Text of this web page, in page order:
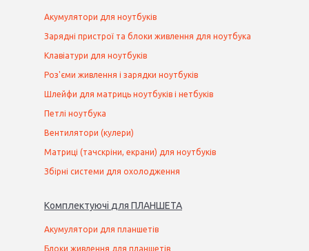
Акумулятори для ноутбуків
Зарядні пристрої та блоки живлення для ноутбука
Клавіатури для ноутбуків
Роз'єми живлення і зарядки ноутбуків
Шлейфи для матриць ноутбуків і нетбуків
Петлі ноутбука
Вентилятори (кулери)
Матриці (тачскріни, екрани) для ноутбуків
Збірні системи для охолодження
Комплектуючі для ПЛАНШЕТА
Акумулятори для планшетів
Блоки живлення для планшетів